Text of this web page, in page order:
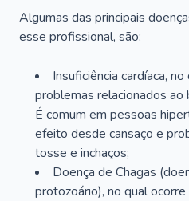
Algumas das principais
esse profissional, são:
Insuficiência cardíaca,
problemas relacionados
É comum em pessoas
efeito desde cansaço e
tosse e inchaços;
Doença de Chagas
protozoário), no qual